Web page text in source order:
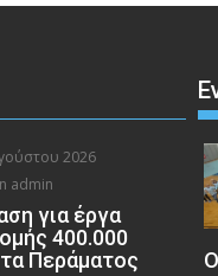
2026
admin
για έργα
400.000
Περάματος